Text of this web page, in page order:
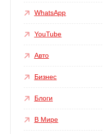
WhatsApp
YouTube
Авто
Бизнес
Блоги
В Мире